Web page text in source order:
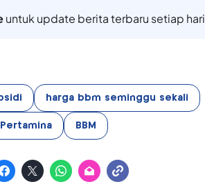
untuk update berita terbaru setiap hari
harga bbm seminggu sekali
Pertamina BBM